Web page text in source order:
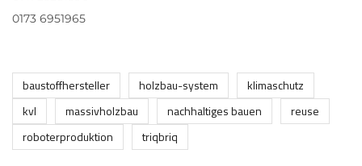
0173 6951965
baustoffhersteller holzbau-system
klimaschutz
kvl
massivholzbau nachhaltiges bauen
reuse
roboterproduktion
triqbriq